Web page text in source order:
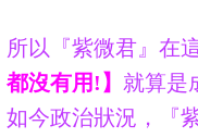
所以『紫微君』在
都沒有用!】 就算是
如今政治狀況，『